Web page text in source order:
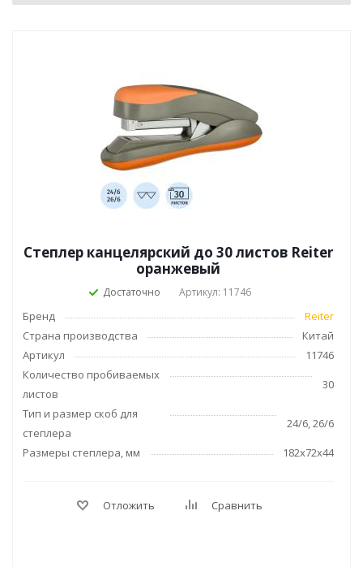
Степлер канцелярский до 30 листов Reiter
оранжевый
Достаточно Артикул: 11746
Бренд
Reiter
Страна производства
Китай
Артикул
11746
Количество пробиваемых
листов
30
Тип и размер скоб для
степлера
24/6, 26/6
Размеры степлера, мм
182x72x44
Отложить Сравнить